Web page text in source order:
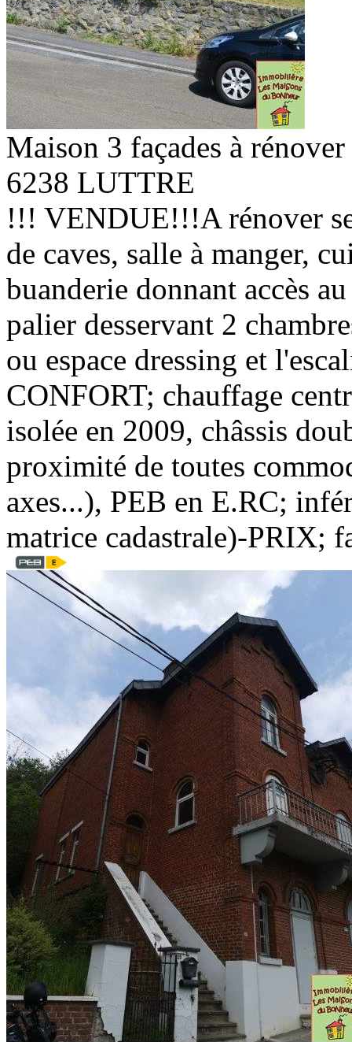
Maison 3 façades à rénover
6238 LUTTRE
!!! VENDUE!!!A rénover
de caves, salle à manger,
buanderie donnant accès
palier desservant 2
ou espace dressing et
CONFORT; chauffage
isolée en 2009, châssis
proximité de toutes
axes...), PEB en E.RC;
matrice cadastrale)-PRIX;